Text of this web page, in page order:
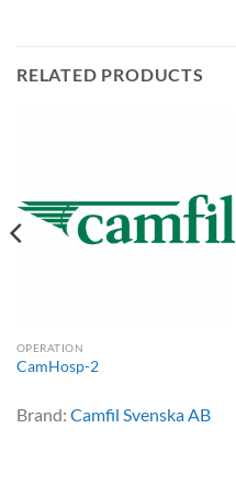
RELATED PRODUCTS
OPERATION
CamHosp-2
Brand: Camfil Svenska AB